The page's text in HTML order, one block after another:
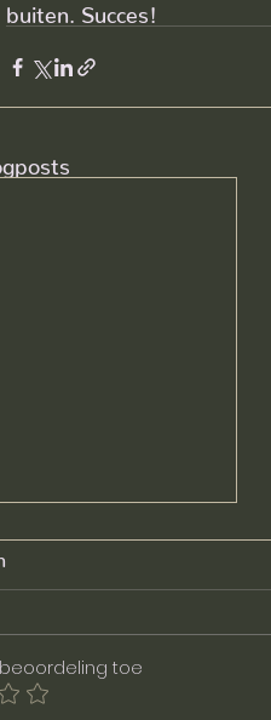
buiten. Succes!
toe